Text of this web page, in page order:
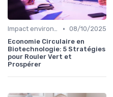
Impact environnemental • 08/10/2025
Economie Circulaire en
Biotechnologie: 5 Stratégies
pour Rouler Vert et
Prospérer